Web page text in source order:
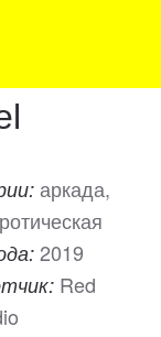
аркада,
2019
Red